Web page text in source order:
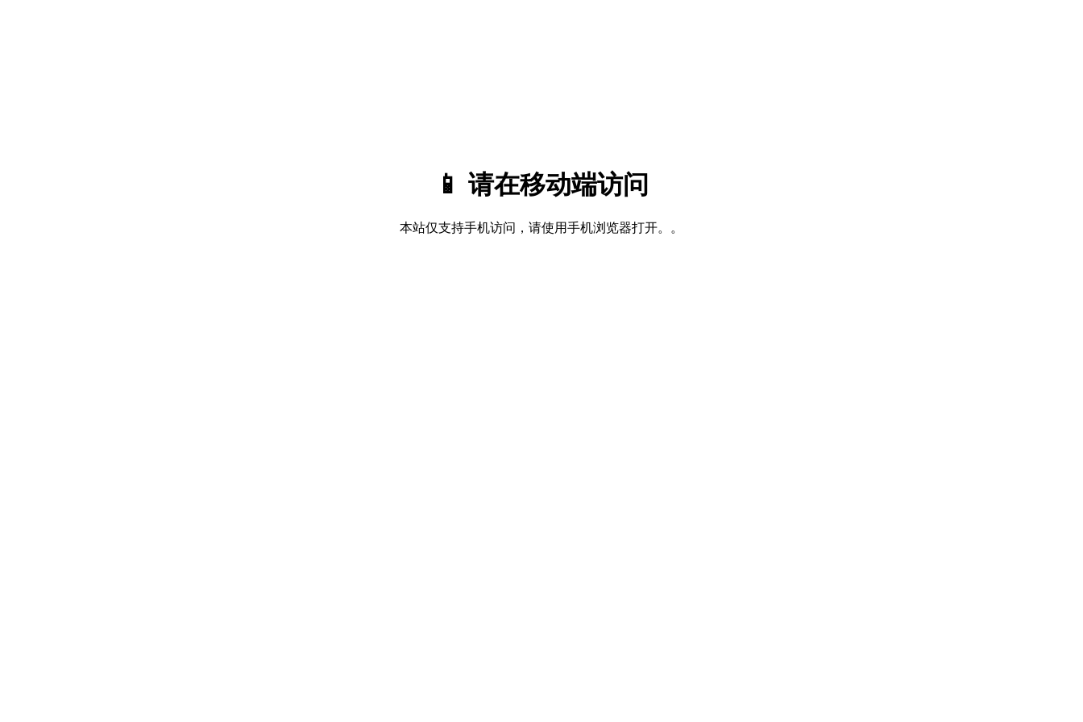
📱 请在移动端访问
本站仅支持手机访问，请使用手机浏览器打开。。